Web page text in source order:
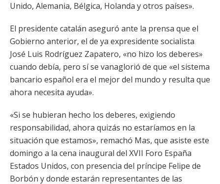
Unido, Alemania, Bélgica, Holanda y otros países».
El presidente catalán aseguró ante la prensa que el
Gobierno anterior, el de ya expresidente socialista
José Luis Rodríguez Zapatero, «no hizo los deberes»
cuando debía, pero sí se vanaglorió de que «el sistema
bancario español era el mejor del mundo y resulta que
ahora necesita ayuda».
«Si se hubieran hecho los deberes, exigiendo
responsabilidad, ahora quizás no estaríamos en la
situación que estamos», remachó Mas, que asiste este
domingo a la cena inaugural del XVII Foro España
Estados Unidos, con presencia del príncipe Felipe de
Borbón y donde estarán representantes de las